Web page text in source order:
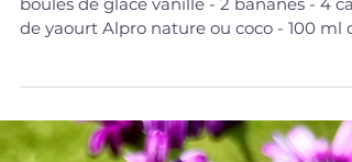
DESSERTS/COLLATIONS
boules de glace vanille - 2 bananes - 4 càs
de yaourt Alpro nature ou coco - 100 ml